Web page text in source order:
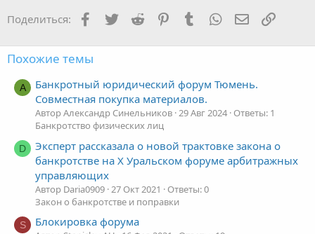
Поделиться: Facebook
TwitterReddit PinterestTumblr WhatsApp Ссылка
Похожие темы
А
Банкротный юридический форум Тюмень.
Совместная покупка материалов.
Автор Александр Синельников 29 Авг 2024 Ответы: 1
Банкротство физических лиц
D
Эксперт рассказала о новой трактовке закона о
банкротстве на Х Уральском форуме арбитражных
управляющих
Автор Daria0909 27 Окт 2021
Ответы: 0
Закон о банкротстве и поправки
S Блокировка форума